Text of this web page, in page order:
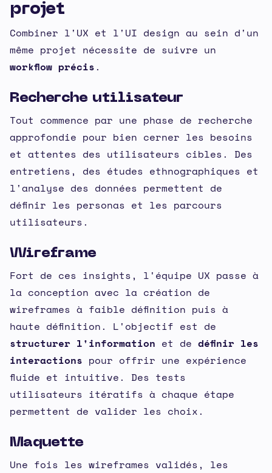
projet
Combiner l'UX et l'UI design au sein d'un
même projet nécessite de suivre un
workflow précis.
Recherche utilisateur
Tout commence par une phase de recherche
approfondie pour bien cerner les besoins
et attentes des utilisateurs cibles. Des
entretiens, des études ethnographiques et
l'analyse des données permettent de
définir les personas et les parcours
utilisateurs.
Wireframe
Fort de ces insights, l'équipe UX passe à
la conception avec la création de
wireframes à faible définition puis à
haute définition. L'objectif est de
structurer l'information et de définir les
interactions pour offrir une expérience
fluide et intuitive. Des tests
utilisateurs itératifs à chaque étape
permettent de valider les choix.
Maquette
Une fois les wireframes validés, les